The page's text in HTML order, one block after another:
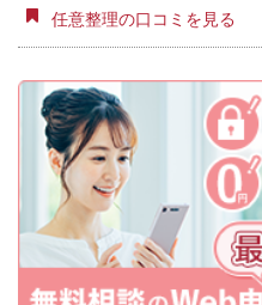
任意整理の口コミを見る